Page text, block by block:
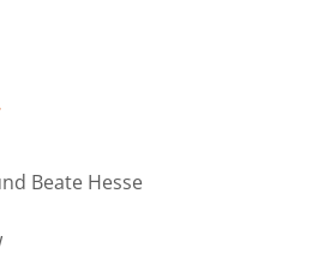
Beate Hesse